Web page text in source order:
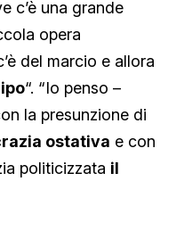
c’è una grande
opera
del marcio e allora
“. “Io penso –
la presunzione di
ostativa e con
politicizzata il